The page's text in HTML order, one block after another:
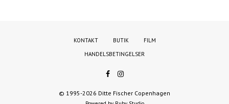
KONTAKT BUTIK
FILM
HANDELSBETINGELSER
© 1995-2026 Ditte Fischer Copenhagen